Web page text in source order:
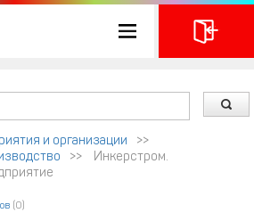
и организации
>>
>>
Инкерстром.
(0)